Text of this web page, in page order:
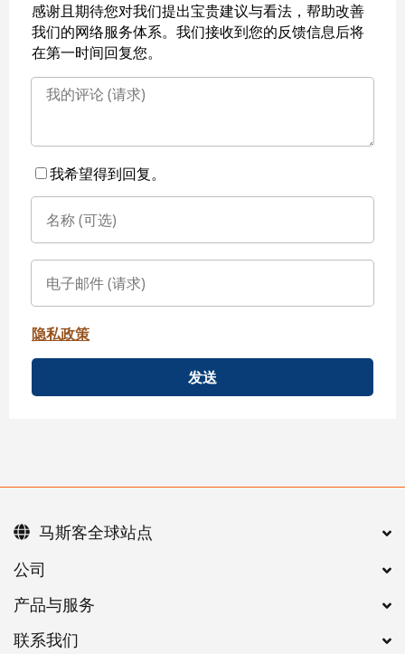
感谢且期待您对我们提出宝贵建议与看法，帮助改善
我们的网络服务体系。我们接收到您的反馈信息后将
在第一时间回复您。
我希望得到回复。
隐私政策
发送
公司
产品与服务
联系我们
马斯客全球站点